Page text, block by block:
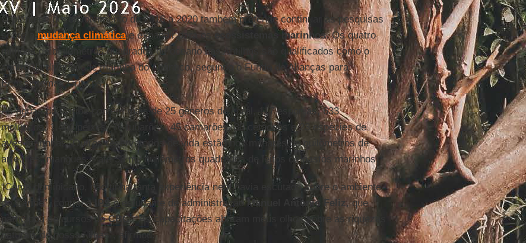
O plano de desenvolvimento de 2016 a 2020 também pretende continuar as pesquisas
sobre amudança climáticae expandir para osecossistemas marinhos. Os quatro
milhões de quilômetros quadrados de oceano nas Antilhas são qualificados como o
centro da diversidade marinha do Atlântico, segundo o Fundo de Alianças para
Ecossistemas Críticos.
As águas do Caribe contêm mais de 25 gêneros de coral, 117 esponjas, 633
moluscos, 1.400 peixes, 76 tubarões, 45 camarões, 30 cetáceos e 23 espécies de
aves marinhas. Outros reservatórios de vida estão nos milhares de quilômetros de
arrecifes, mangues e até 33 mil quilômetros quadrados de leitos de pastos marinhos.
“Como dominicano, não tinha tanta experiência nem havia escutado sobre o ambiente
do Caribe”, contou àIPSo estudante de administraçãoManuel Antonio Feliz, que
participou de cursos doCBC. “As capacitações abriram meus olhos sobre as riquezas
naturais de nossas ilhas”, afirmou.